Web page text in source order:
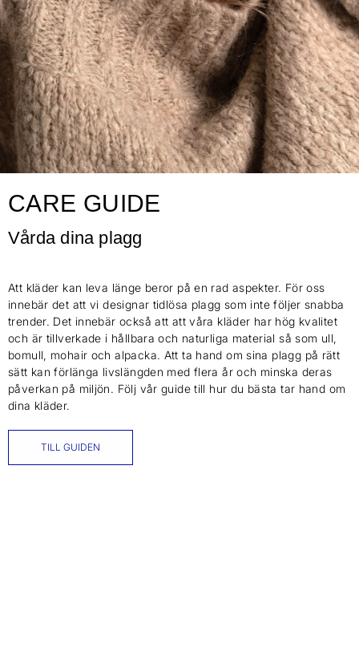
CARE GUIDE
Vårda dina plagg
Att kläder kan leva länge beror på en rad aspekter. För oss
innebär det att vi designar tidlösa plagg som inte följer snabba
trender. Det innebär också att att våra kläder har hög kvalitet
och är tillverkade i hållbara och naturliga material så som ull,
bomull, mohair och alpacka. Att ta hand om sina plagg på rätt
sätt kan förlänga livslängden med flera år och minska deras
påverkan på miljön. Följ vår guide till hur du bästa tar hand om
dina kläder.
TILL GUIDEN